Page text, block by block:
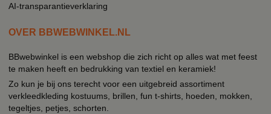
AI-transparantieverklaring
OVER BBWEBWINKEL.NL
BBwebwinkel is een webshop die zich richt op alles wat met feest
te maken heeft en bedrukking van textiel en keramiek!
Zo kun je bij ons terecht voor een uitgebreid assortiment
verkleedkleding kostuums, brillen, fun t-shirts, hoeden, mokken,
tegeltjes, petjes, schorten.